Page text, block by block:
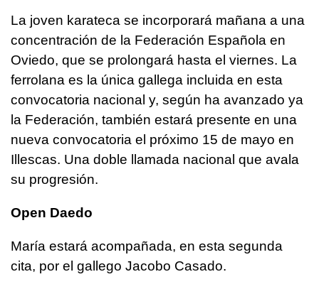
La joven karateca se incorporará mañana a una
concentración de la Federación Española en
Oviedo, que se prolongará hasta el viernes. La
ferrolana es la única gallega incluida en esta
convocatoria nacional y, según ha avanzado ya
la Federación, también estará presente en una
nueva convocatoria el próximo 15 de mayo en
Illescas. Una doble llamada nacional que avala
su progresión.
Open Daedo
María estará acompañada, en esta segunda
cita, por el gallego Jacobo Casado.